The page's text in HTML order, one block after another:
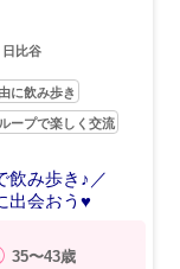
日比谷
に飲み歩き
ープで楽しく交流
み歩き♪／
出会おう♥
35〜43歳